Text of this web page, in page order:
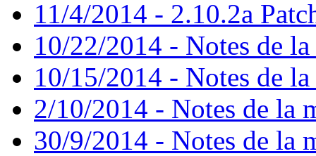
11/4/2014 - 2.10.2a
10/22/2014 - Notes de
10/15/2014 - Notes de
2/10/2014 - Notes de la
30/9/2014 - Notes de la